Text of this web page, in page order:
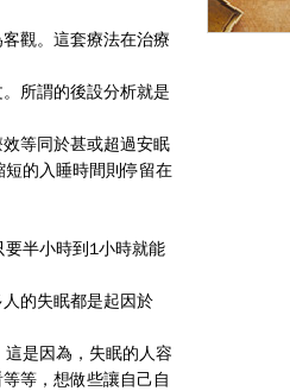
觀。這套療法在治療
所謂的後設分析就是
等同於甚或超過安眠
的入睡時間則停留在
半小時到1小時就能
的失眠都是起因於
是因為，失眠的人容
等，想做些讓自己自